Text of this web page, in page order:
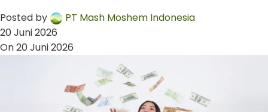
Posted by
PT Mash Moshem Indonesia
20 Juni 2026
On 20 Juni 2026